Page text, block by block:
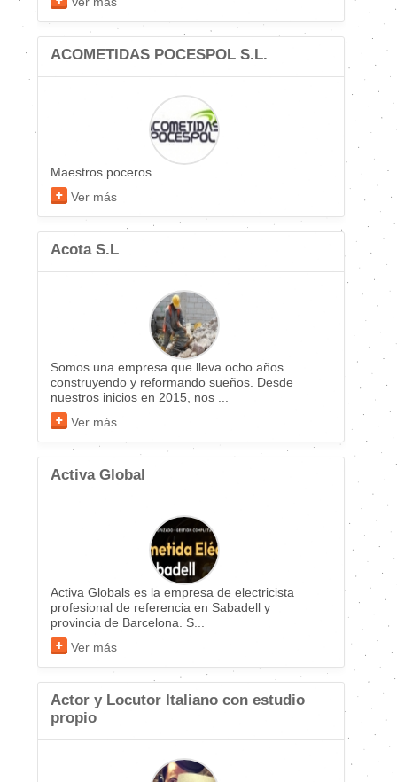
ACOMETIDAS POCESPOL S.L.
Maestros poceros.
Ver más
Acota S.L
Somos una empresa que lleva ocho años
construyendo y reformando sueños. Desde
nuestros inicios en 2015, nos ...
Ver más
Activa Global
Activa Globals es la empresa de electricista
profesional de referencia en Sabadell y
provincia de Barcelona. S...
Ver más
Actor y Locutor Italiano con estudio
propio